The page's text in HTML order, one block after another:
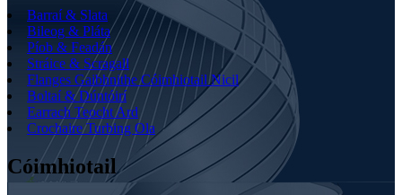
Barraí & Slata
Bileog & Pláta
Píob & Feadán
Stráice & Scragall
Flanges Gaibhnithe Cóimhiotail Nicil
Boltaí & Dúntóirí
Earrach Teocht Ard
Crochaire Turbing Ola
Cóimhiotail